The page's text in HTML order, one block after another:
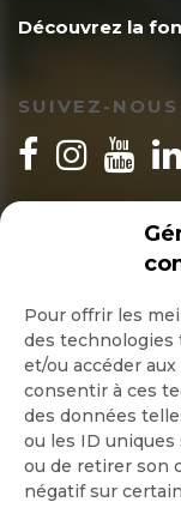
Pour offrir les
des technologies
et/ou accéder
consentir à ces
des données
ou les ID
ou de retirer son
négatif sur
Découvrez la
SUIVEZ-NOUS
INSCRIPTION
Quotidienne
Hebdo
OK